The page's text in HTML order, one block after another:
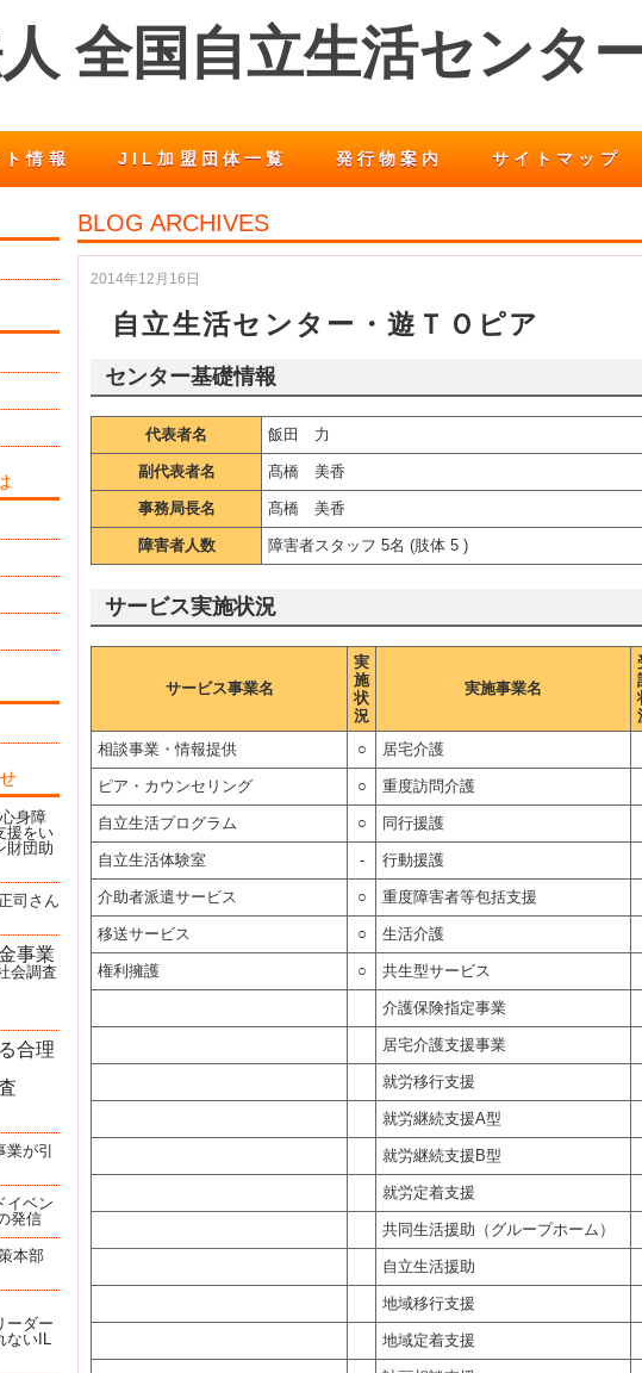
全国自立生活センタ
情報 JIL加盟団体一覧 発行物案内 サイトマップ
BLOG ARCHIVES
2014年12月16日
自立生活センター・遊ＴＯピア
センター基礎情報
代表者名 飯田 力
副代表者名 髙橋 美香
事務局長名 髙橋 美香
障害者人数 障害者スタッフ 5名 (肢体 5 )
サービス実施状況
サービス事業名
実
施
状
況
実施事業名
相談事業・情報提供
○ 居宅介護
ピア・カウンセリング ○ 重度訪問介護
自立生活プログラム ○ 同行援護
自立生活体験室 - 行動援護
介助者派遣サービス ○ 重度障害者等包括支援
移送サービス ○ 生活介護
権利擁護 ○ 共生型サービス
介護保険指定事業
居宅介護支援事業
就労移行支援
就労継続支援A型
就労継続支援B型
就労定着支援
共同生活援助（グループホーム）
自立生活援助
地域移行支援
地域定着支援
身障
援をい
財団助
司さん
事業
会調査
合理
が引
イベン
発信
本部
ーダー
ないIL